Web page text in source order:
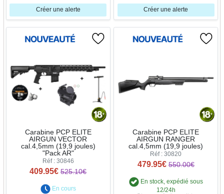
Créer une alerte Créer une alerte
Carabine PCP ELITE
AIRGUN VECTOR
cal.4,5mm (19,9 joules)
"Pack AR"
Réf : 30846
409.95€ 525.10€
En cours
Carabine PCP ELITE
AIRGUN RANGER
cal.4,5mm (19,9 joules)
Réf : 30820
479.95€ 550.00€
En stock, expédié sous
12/24h